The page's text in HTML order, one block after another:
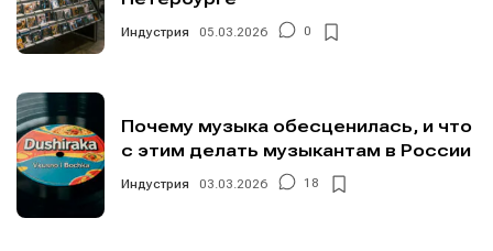
Индустрия 05.03.2026 0
Почему музыка обесценилась, и что
с этим делать музыкантам в России
Индустрия 03.03.2026 18